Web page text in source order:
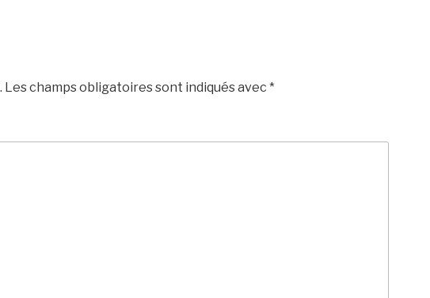
Les champs obligatoires sont indiqués avec *